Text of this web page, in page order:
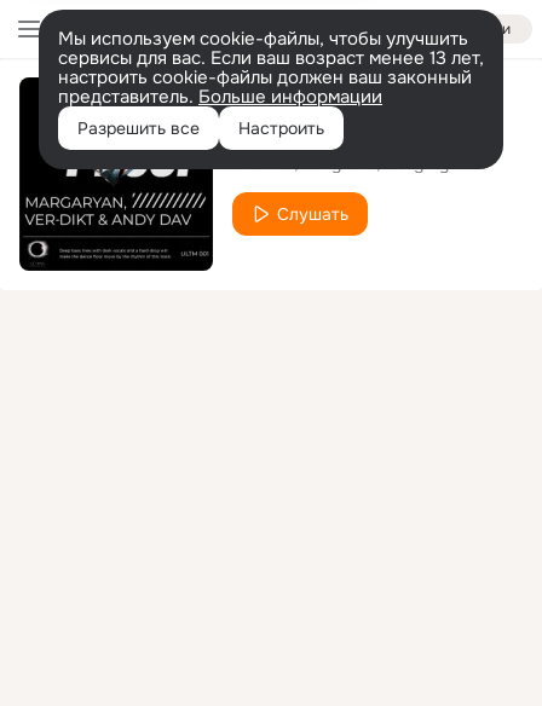
Войти
Мы используем cookie-файлы, чтобы улучшить
сервисы для вас. Если ваш возраст менее 13 лет,
настроить cookie-файлы должен ваш законный
представитель. Больше информации
Разрешить все Настроить
Proof
Слушать